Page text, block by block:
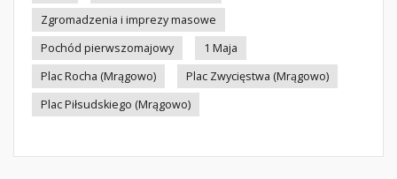
Zgromadzenia i imprezy masowe
Pochód pierwszomajowy
1 Maja
Plac Rocha (Mrągowo)
Plac Zwycięstwa (Mrągowo)
Plac Piłsudskiego (Mrągowo)